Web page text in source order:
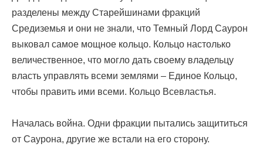
разделены между Старейшинами фракций
Средиземья и они не знали, что Темный Лорд Саурон
выковал самое мощное кольцо. Кольцо настолько
величественное, что могло дать своему владельцу
власть управлять всеми землями – Единое Кольцо,
чтобы править ими всеми. Кольцо Всевластья.
Началась война. Одни фракции пытались защититься
от Саурона, другие же встали на его сторону.